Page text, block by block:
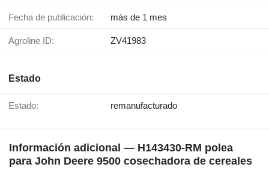
Fecha de publicación: más de 1 mes
Agroline ID: ZV41983
Estado
Estado: remanufacturado
Información adicional — H143430-RM polea
para John Deere 9500 cosechadora de cereales